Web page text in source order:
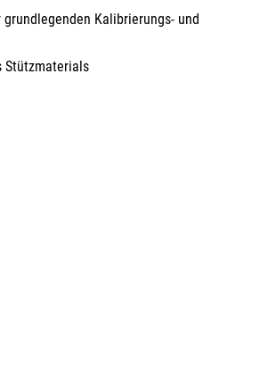
Kalibrierungs- und
Stützmaterials